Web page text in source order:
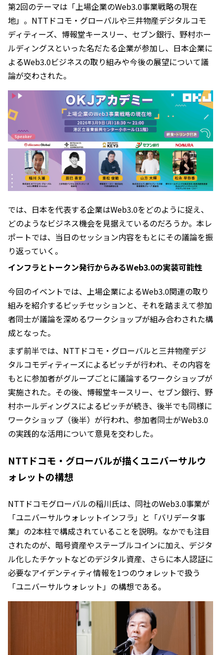
第2回のテーマは「上場企業のWeb3.0事業戦略の現在
地」。NTTドコモ・グローバルや三井物産デジタルコモ
ディティーズ、博報堂キースリー、セブン銀行、野村ホー
ルディングスといった名だたる企業が参加し、日本企業に
よるWeb3.0ビジネスの取り組みや今後の展望について議
論が交わされた。
では、日本を代表する企業はWeb3.0をどのように捉え、
どのようなビジネス機会を見据えているのだろうか。本レ
ポートでは、当日のセッション内容をもとにその議論を振
り返っていく。
インフラとトークン発行からみるWeb3.0の実装可能性
今回のイベントでは、上場企業によるWeb3.0関連の取り
組みを紹介するピッチセッションと、それを踏まえて参加
者同士が議論を深めるワークショップが組み合わされた構
成となった。
まず前半では、NTTドコモ・グローバルと三井物産デジ
タルコモディティーズによるピッチが行われ、その内容を
もとに参加者がグループごとに議論するワークショップが
実施された。その後、博報堂キースリー、セブン銀行、野
村ホールディングスによるピッチが続き、後半でも同様に
ワークショップ（後半）が行われ、参加者同士がWeb3.0
の実践的な活用について意見を交わした。
NTTドコモ・グローバルが描くユニバーサルウ
ォレットの構想
NTTドコモグローバルの稲川氏は、同社のWeb3.0事業が
「ユニバーサルウォレットインフラ」と「バリデータ事
業」の2本柱で構成されていることを説明。なかでも注目
されたのが、暗号資産やステーブルコインに加え、デジタ
ル化したチケットなどのデジタル資産、さらに本人認証に
必要なアイデンティティ情報を1つのウォレットで扱う
「ユニバーサルウォレット」の構想である。